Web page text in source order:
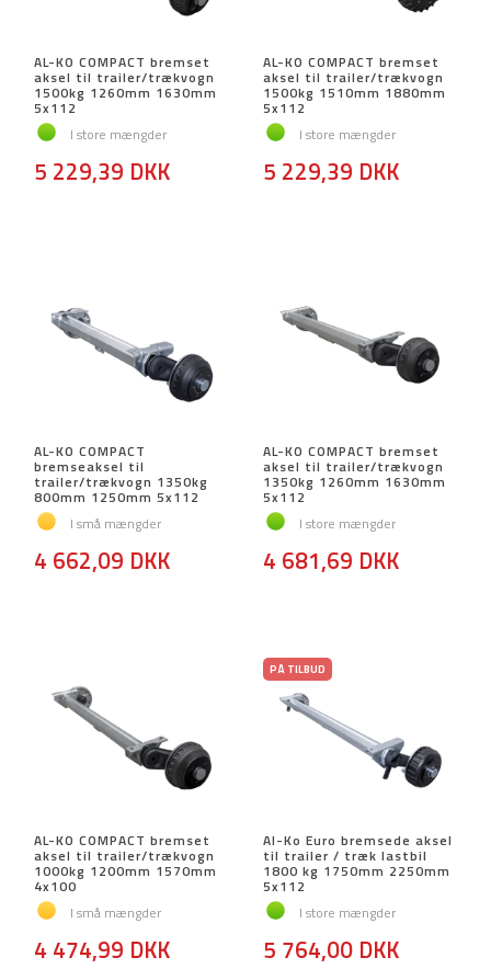
AL-KO COMPACT bremset
aksel til trailer/trækvogn
1500kg 1260mm 1630mm
5x112
I store mængder
5 229,39 DKK
AL-KO COMPACT bremset
aksel til trailer/trækvogn
1500kg 1510mm 1880mm
5x112
I store mængder
5 229,39 DKK
AL-KO COMPACT
bremseaksel til
trailer/trækvogn 1350kg
800mm 1250mm 5x112
I små mængder
4 662,09 DKK
AL-KO COMPACT bremset
aksel til trailer/trækvogn
1350kg 1260mm 1630mm
5x112
I store mængder
4 681,69 DKK
AL-KO COMPACT bremset
aksel til trailer/trækvogn
1000kg 1200mm 1570mm
4x100
I små mængder
4 474,99 DKK
PÅ TILBUD
Al-Ko Euro bremsede aksel
til trailer / træk lastbil
1800 kg 1750mm 2250mm
5x112
I store mængder
5 764,00 DKK